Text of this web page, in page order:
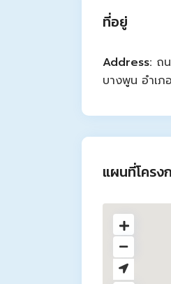
ที่อยู่
Address: ถ
บางพูน อำเภ
แผนที่โครง